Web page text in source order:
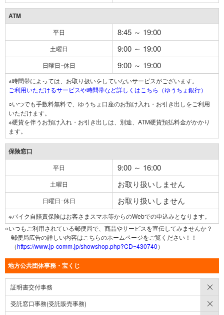
ATM
平日 8:45 ～ 19:00
土曜日 9:00 ～ 19:00
日曜日･休日 9:00 ～ 19:00
※時間帯によっては、お取り扱いをしていないサービスがございます。
ご利用いただけるサービスや時間帯など詳しくはこちら（ゆうちょ銀行）
○いつでも手数料無料で、ゆうちょ口座のお預け入れ・お引き出しをご利用
いただけます。
※硬貨を伴うお預け入れ・お引き出しは、別途、ATM硬貨預払料金がかかり
ます。
保険窓口
平日 9:00 ～ 16:00
土曜日 お取り扱いしません
日曜日･休日 お取り扱いしません
※バイク自賠責保険はお客さまスマホ等からのWebでの申込みとなります。
○いつもご利用されている郵便局で、商品やサービスを宣伝してみませんか？
郵便局広告の詳しい内容はこちらのホームページをご覧ください！！
（https://www.jp-comm.jp/showshop.php?CD=430740）
地方公共団体事務・宝くじ
証明書交付事務
受託窓口事務(受託販売事務)